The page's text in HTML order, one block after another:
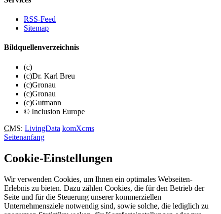
RSS-Feed
Sitemap
Bildquellenverzeichnis
(c)
(c)Dr. Karl Breu
(c)Gronau
(c)Gronau
(c)Gutmann
© Inclusion Europe
CMS: LivingData komXcms
Seitenanfang
Cookie-Einstellungen
Wir verwenden Cookies, um Ihnen ein optimales Webseiten-
Erlebnis zu bieten. Dazu zählen Cookies, die für den Betrieb der
Seite und für die Steuerung unserer kommerziellen
Unternehmensziele notwendig sind, sowie solche, die lediglich zu